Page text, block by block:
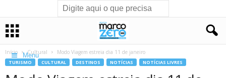
Menu
Início Cultural Modo Viagem estreia dia 11 de janeiro
TURISMO CULTURAL DESTINOS NOTÍCIAS NOTÍCIAS LIVRES